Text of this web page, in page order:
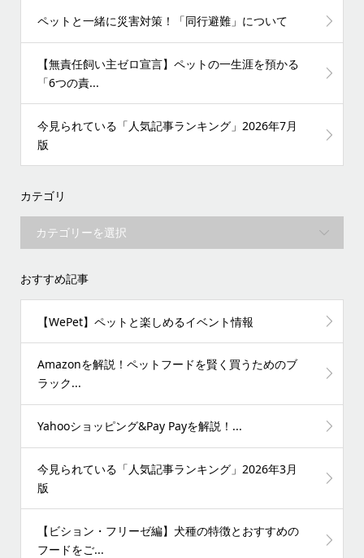
ペットと一緒に災害対策！「同行避難」について
【無責任飼い主ゼロ宣言】ペットの一生涯を預かる
「6つの責...
今見られている「人気記事ランキング」2026年7月
版
カテゴリ
おすすめ記事
【WePet】ペットと楽しめるイベント情報
Amazonを解説！ペットフードを賢く買うためのブ
ラック...
Yahooショッピング&Pay Payを解説！...
今見られている「人気記事ランキング」2026年3月
版
【ビション・フリーゼ編】犬種の特徴とおすすめの
フードをご...